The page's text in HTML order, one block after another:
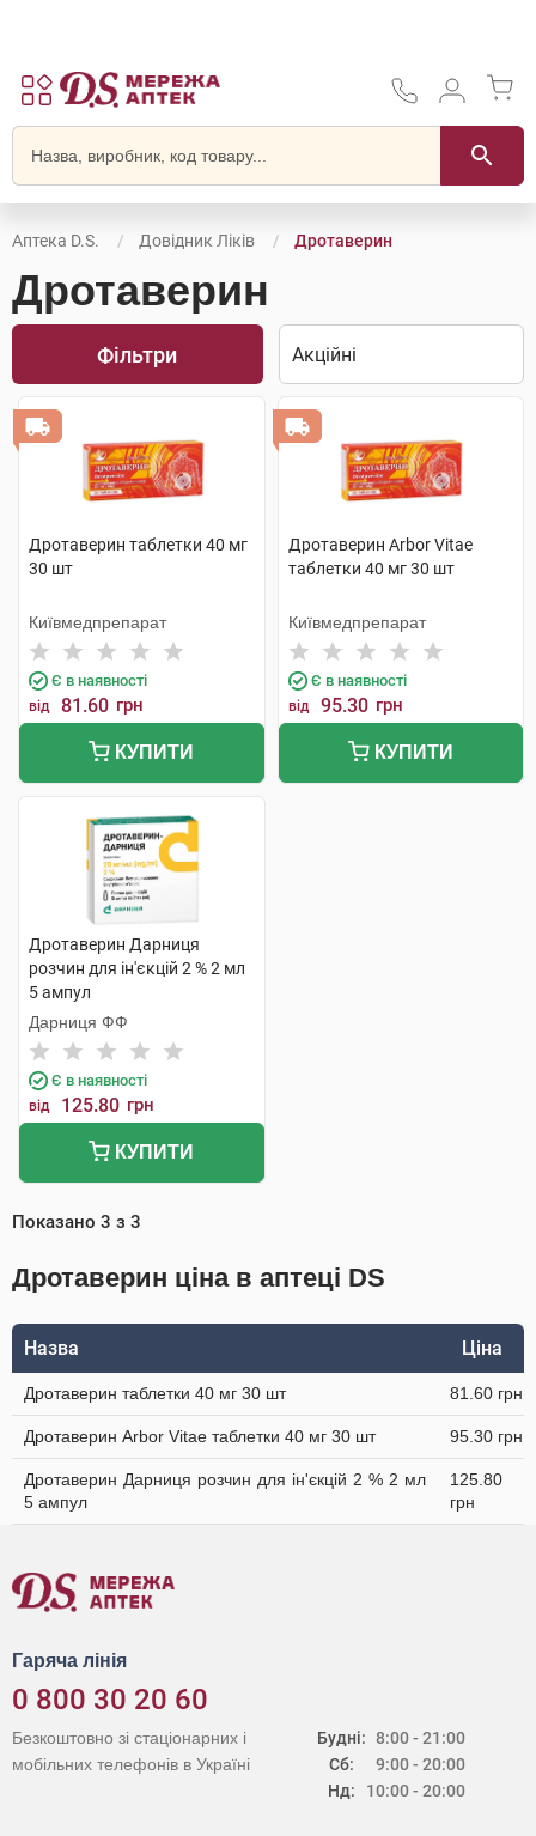
Аптека D.S. Довідник Ліків Дротаверин
Дротаверин
Фільтри
Дротаверин таблетки 40 мг
30 шт
Київмедпрепарат
Є в наявності
від 81.60 грн
КУПИТИ
Дротаверин Arbor Vitae
таблетки 40 мг 30 шт
Київмедпрепарат
Є в наявності
від 95.30 грн
КУПИТИ
Дротаверин Дарниця
розчин для ін'єкцій 2 % 2 мл
5 ампул
Дарниця ФФ
Є в наявності
від 125.80 грн
КУПИТИ
Показано 3 з 3
Дротаверин ціна в аптеці DS
Назва Ціна
Дротаверин таблетки 40 мг 30 шт 81.60 грн
Дротаверин Arbor Vitae таблетки 40 мг 30 шт 95.30 грн
Дротаверин Дарниця розчин для ін'єкцій 2 % 2 мл
5 ампул
125.80
грн
Гаряча лінія
0 800 30 20 60
Будні:
Сб:
Нд:
8:00 - 21:00
9:00 - 20:00
10:00 - 20:00
Безкоштовно зі стаціонарних і
мобільних телефонів в Україні